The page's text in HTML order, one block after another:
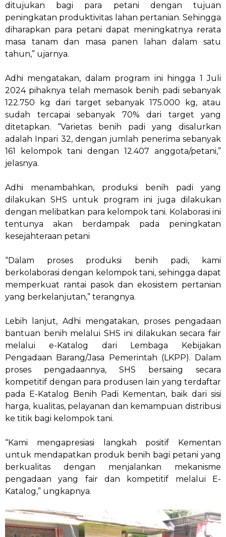
ditujukan bagi para petani dengan tujuan
peningkatan produktivitas lahan pertanian. Sehingga
diharapkan para petani dapat meningkatnya rerata
masa tanam dan masa panen lahan dalam satu
tahun,” ujarnya.
Adhi mengatakan, dalam program ini hingga 1 Juli
2024 pihaknya telah memasok benih padi sebanyak
122.750 kg dari target sebanyak 175.000 kg, atau
sudah tercapai sebanyak 70% dari target yang
ditetapkan. “Varietas benih padi yang disalurkan
adalah Inpari 32, dengan jumlah penerima sebanyak
161 kelompok tani dengan 12.407 anggota/petani,”
jelasnya.
Adhi menambahkan, produksi benih padi yang
dilakukan SHS untuk program ini juga dilakukan
dengan melibatkan para kelompok tani. Kolaborasi ini
tentunya akan berdampak pada peningkatan
kesejahteraan petani
“Dalam proses produksi benih padi, kami
berkolaborasi dengan kelompok tani, sehingga dapat
memperkuat rantai pasok dan ekosistem pertanian
yang berkelanjutan,” terangnya.
Lebih lanjut, Adhi mengatakan, proses pengadaan
bantuan benih melalui SHS ini dilakukan secara fair
melalui e-Katalog dari Lembaga Kebijakan
Pengadaan Barang/Jasa Pemerintah (LKPP). Dalam
proses pengadaannya, SHS bersaing secara
kompetitif dengan para produsen lain yang terdaftar
pada E-Katalog Benih Padi Kementan, baik dari sisi
harga, kualitas, pelayanan dan kemampuan distribusi
ke titik bagi kelompok tani.
“Kami mengapresiasi langkah positif Kementan
untuk mendapatkan produk benih bagi petani yang
berkualitas dengan menjalankan mekanisme
pengadaan yang fair dan kompetitif melalui E-
Katalog,” ungkapnya.